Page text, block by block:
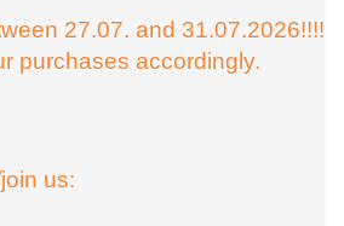
27.07. and 31.07.2026!!!!
purchases accordingly.
us: